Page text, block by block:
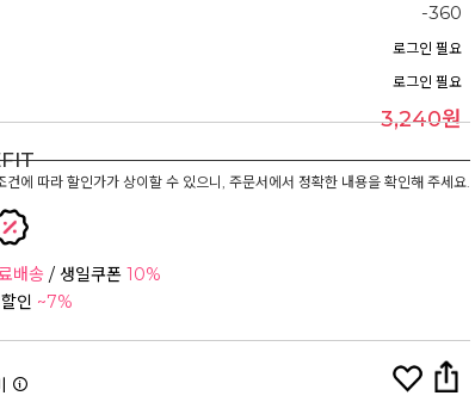
-360
로그인 필요
로그인 필요
3,240원
건에 따라 할인가가 상이할 수 있으니, 주문서에서 정확한 내용을 확인해 주세요.
배송 / 생일쿠폰 10%
인 ~7%